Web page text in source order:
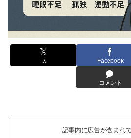
X Facebook
コメント
記事内に広告が含まれて